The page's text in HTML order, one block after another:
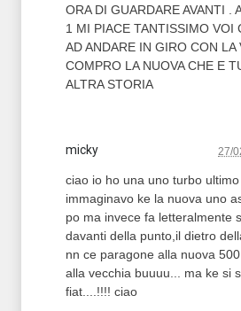
ORA DI GUARDARE AVANTI .
1 MI PIACE TANTISSIMO VOI
AD ANDARE IN GIRO CON LA
COMPRO LA NUOVA CHE E
ALTRA STORIA
micky 27/
ciao io ho una uno turbo
immaginavo ke la nuova uno
po ma invece fa letteralmente
davanti della punto,il dietro
nn ce paragone alla nuova
alla vecchia buuuu... ma ke si
fiat....!!!! ciao